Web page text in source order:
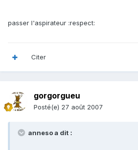
passer l'aspirateur :respect:
Citer
gorgorgueu
Posté(e) 27 août 2007
anneso a dit :